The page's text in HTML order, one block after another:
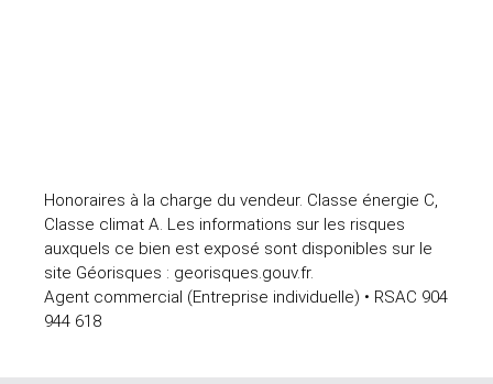
Honoraires à la charge du vendeur. Classe énergie C,
Classe climat A. Les informations sur les risques
auxquels ce bien est exposé sont disponibles sur le
site Géorisques : georisques.gouv.fr.
Agent commercial (Entreprise individuelle) • RSAC 904
944 618